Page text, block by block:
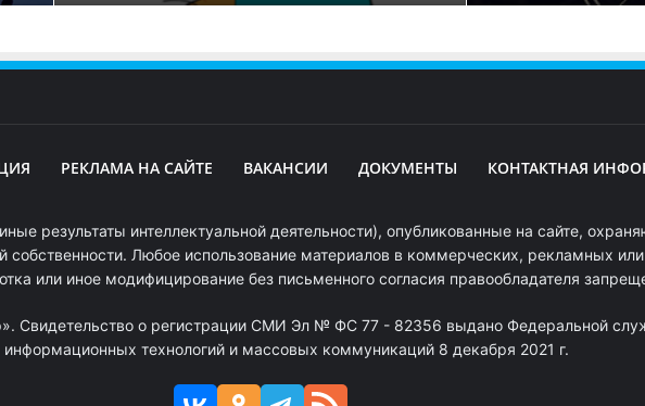
РЕКЛАМА НА САЙТЕ ВАКАНСИИ ДОКУМЕНТЫ КОНТАКТНАЯ
результаты интеллектуальной деятельности), опубликованные на сайте,
собственности. Любое использование материалов в коммерческих, рекламных
или иное модифицирование без письменного согласия правообладателя
Свидетельство о регистрации СМИ Эл № ФС 77 - 82356 выдано Федеральной
информационных технологий и массовых коммуникаций 8 декабря 2021 г.